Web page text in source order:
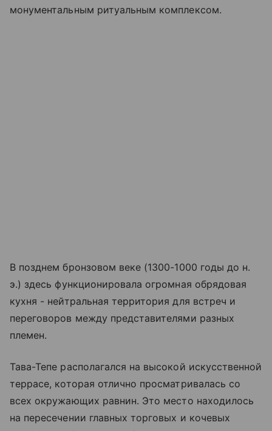
монументальным ритуальным комплексом.
В позднем бронзовом веке (1300-1000 годы до н.
э.) здесь функционировала огромная обрядовая
кухня - нейтральная территория для встреч и
переговоров между представителями разных
племен.
Тава-Тепе располагался на высокой искусственной
террасе, которая отлично просматривалась со
всех окружающих равнин. Это место находилось
на пересечении главных торговых и кочевых